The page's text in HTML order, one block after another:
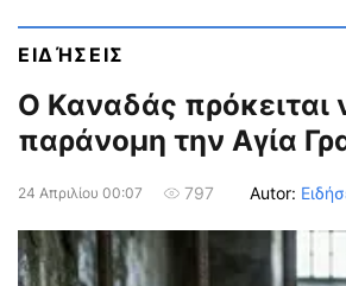
ΕΙΔΉΣΕΙΣ
Ο Καναδάς πρόκειται
παράνομη την Αγία
24 Απριλίου 00:07 797 Autor: